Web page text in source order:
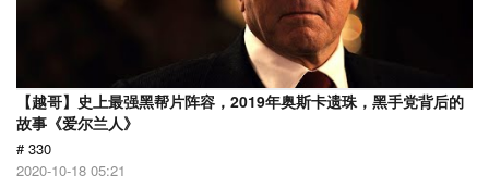
【越哥】史上最强黑帮片阵容，2019年奥斯卡遗珠，黑手党背后的
故事《爱尔兰人》
# 330
2020-10-18 05:21